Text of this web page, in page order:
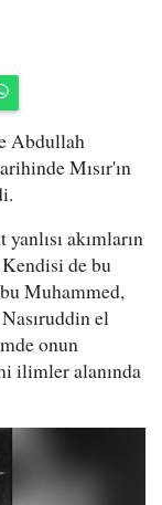
Abdullah
Mısır'ın
akımların
de bu
Muhammed,
el
onun
ilimler alanında